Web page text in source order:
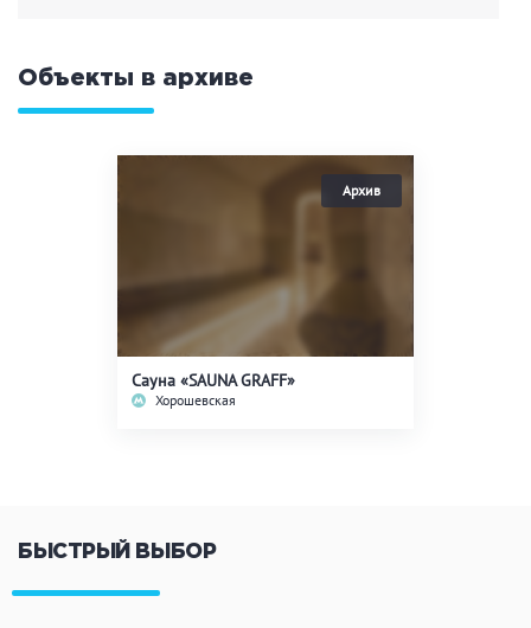
Объекты в архиве
Сауна «SAUNA GRAFF»
Хорошевская
БЫСТРЫЙ ВЫБОР